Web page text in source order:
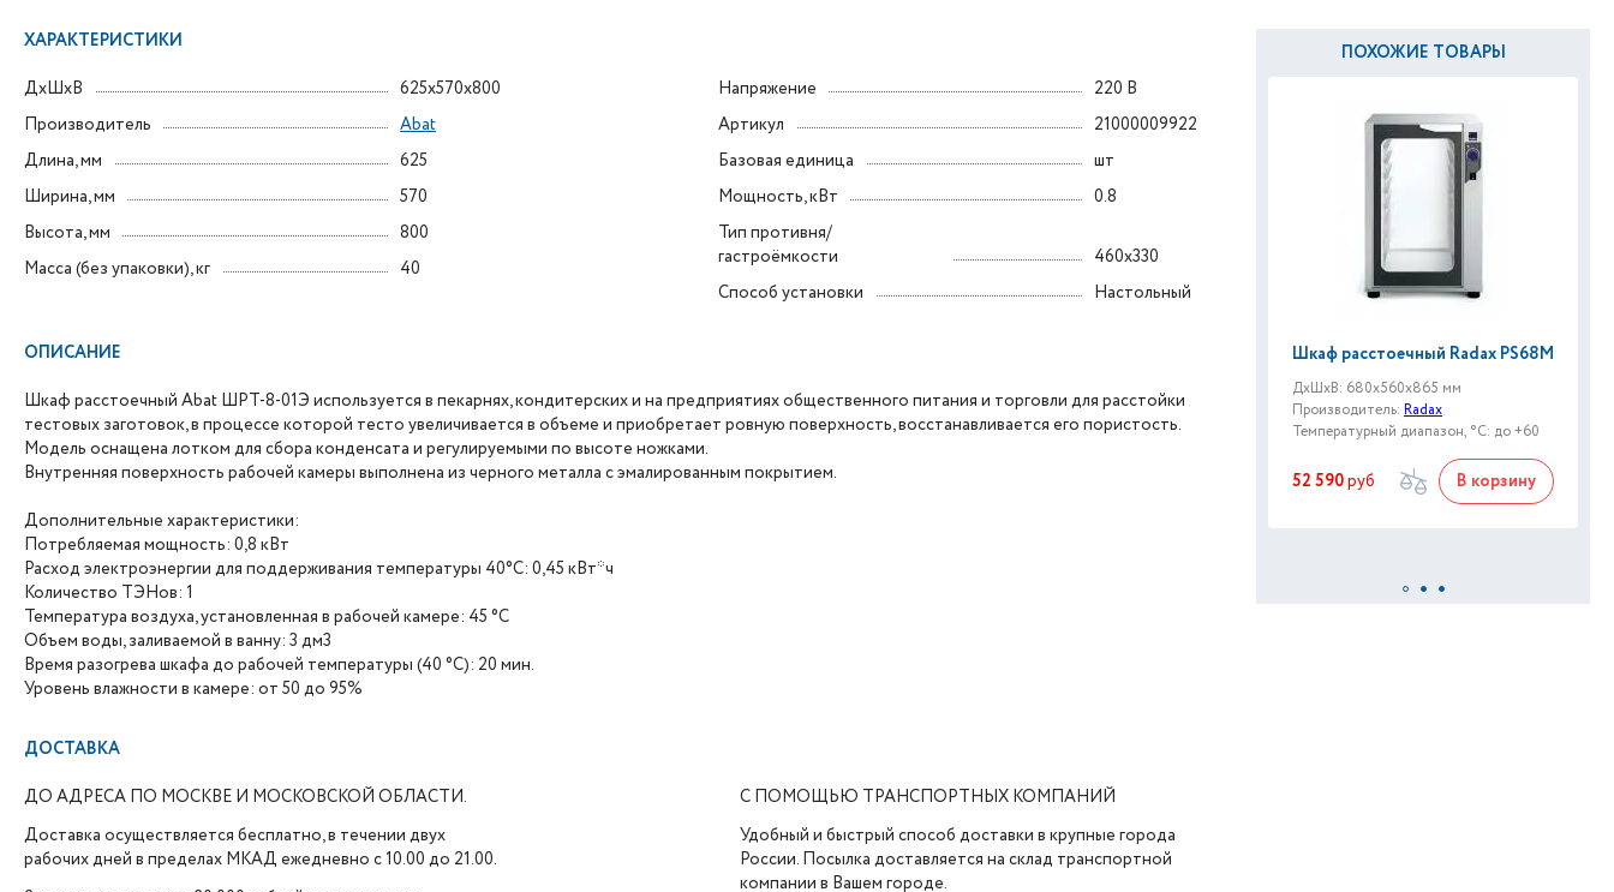
ХАРАКТЕРИСТИКИ
ДxШxВ
625x570x800
Производитель
Abat
Длина, мм
625
Ширина, мм
570
Высота, мм
800
Масса (без упаковки), кг
40
Напряжение
220 В
Артикул
21000009922
Базовая единица
шт
Мощность, кВт
0.8
Тип противня/
гастроёмкости
460x330
Способ установки
Настольный
ОПИСАНИЕ
Шкаф расстоечный Abat ШРТ-8-01Э используется в пекарнях, кондитерских и на предприятиях общественного питания и торговли для расстойки
тестовых заготовок, в процессе которой тесто увеличивается в объеме и приобретает ровную поверхность, восстанавливается его пористость.
Модель оснащена лотком для сбора конденсата и регулируемыми по высоте ножками.
Внутренняя поверхность рабочей камеры выполнена из черного металла с эмалированным покрытием.
Дополнительные характеристики:
Потребляемая мощность: 0,8 кВт
Расход электроэнергии для поддерживания температуры 40°С: 0,45 кВт*ч
Количество ТЭНов: 1
Температура воздуха, установленная в рабочей камере: 45 °С
Объем воды, заливаемой в ванну: 3 дм3
Время разогрева шкафа до рабочей температуры (40 °С): 20 мин.
Уровень влажности в камере: от 50 до 95%
ДОСТАВКА
ДО АДРЕСА ПО МОСКВЕ И МОСКОВСКОЙ ОБЛАСТИ.
Доставка осуществляется бесплатно, в течении двух
рабочих дней в пределах МКАД ежедневно с 10.00 до 21.00.
С ПОМОЩЬЮ ТРАНСПОРТНЫХ КОМПАНИЙ
Удобный и быстрый способ доставки в крупные города
России. Посылка доставляется на склад транспортной
компании в Вашем городе.
ПОХОЖИЕ ТОВАРЫ
Шкаф расстоечный Radax PS68M
ДxШxВ: 680x560x865 мм
Производитель: Radax
Температурный диапазон, °C: до +60
52 590руб В корзину